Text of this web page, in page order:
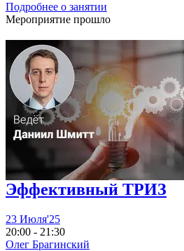
Подробнее о занятии
Мероприятие прошло
Эффективный ТРИЗ
23 Июля'25
20:00 - 21:30
Олег Брагинский